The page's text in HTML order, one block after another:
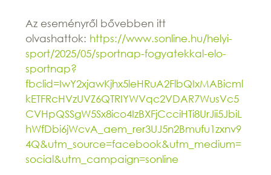
Az eseményről bővebben itt
olvashattok: https://www.sonline.hu/helyi-
sport/2025/05/sportnap-fogyatekkal-elo-
sportnap?
fbclid=IwY2xjawKjhx5leHRuA2FlbQIxMABicml
kETFRcHVzUVZ6QTRIYWVqc2VDAR7WusVc5
CVHpQSSgW5Sx8ico4IzBXFjCcciHTi8UrJii5JbiL
hWfDbi6jWcvA_aem_rer3UJ5n2Bmufu1zxnv9
4Q&utm_source=facebook&utm_medium=
social&utm_campaign=sonline